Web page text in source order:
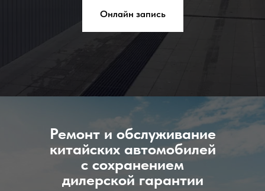
Онлайн запись
Ремонт и обслуживание
китайских автомобилей
с сохранением
дилерской гарантии